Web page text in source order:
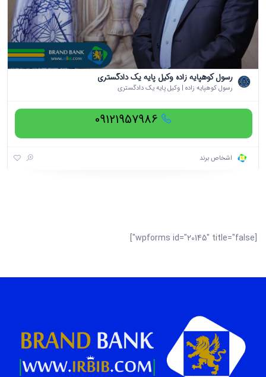
رسول کوهپایه زاده وکیل پایه یک دادگستری
رسول کوهپایه زاده | وکیل پایه یک دادگستری
09121957986
اشخاص برند
[wpforms id="20145" title="false"]